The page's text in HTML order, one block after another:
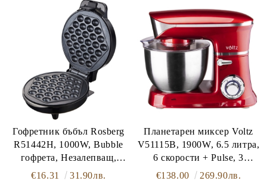
Гофретник бъбъл Rosberg
R51442H, 1000W, Bubble
гофрета, Незалепващ,
Черен
€16.31 31.90лв.
Планетарен миксер Voltz
V51115B, 1900W, 6.5 литра,
6 скорости + Pulse, 3
приставки, Червен
€138.00 269.90лв.